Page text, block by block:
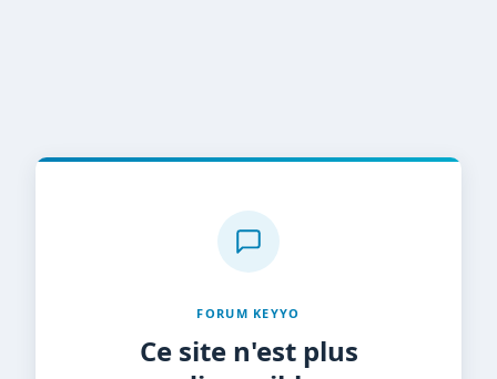
FORUM KEYYO
Ce site n'est plus